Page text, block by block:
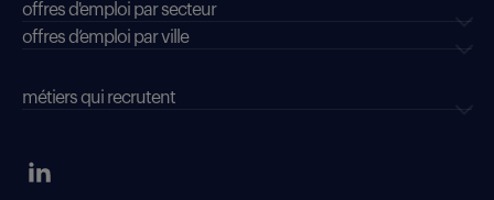
offres d'emploi par secteur
offres d’emploi par ville
métiers qui recrutent